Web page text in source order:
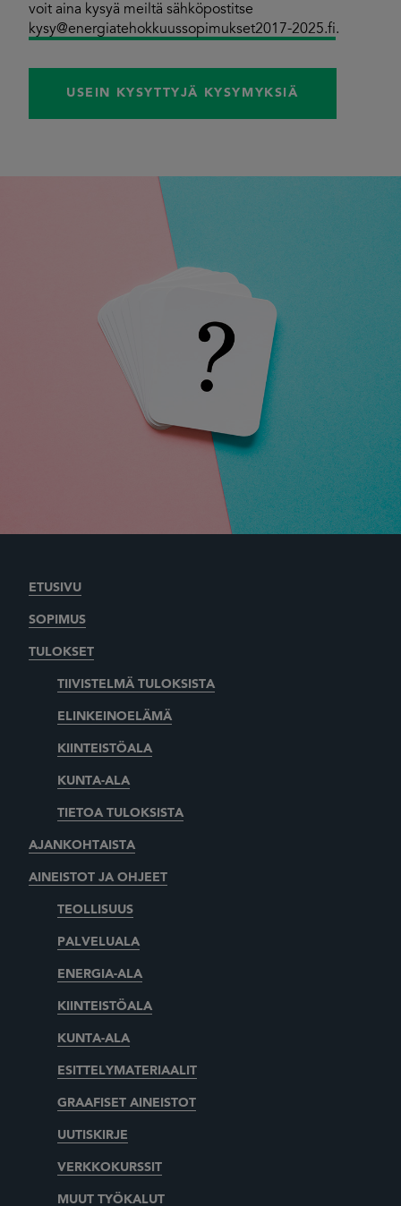
voit aina kysyä meiltä sähköpostitse
kysy@energiatehokkuussopimukset2017-2025.fi.
USEIN KYSYTTYJÄ KYSYMYKSIÄ
ETUSIVU
SOPIMUS
TULOKSET
TIIVISTELMÄ TULOKSISTA
ELINKEINOELÄMÄ
KIINTEISTÖALA
KUNTA-ALA
TIETOA TULOKSISTA
AJANKOHTAISTA
AINEISTOT JA OHJEET
TEOLLISUUS
PALVELUALA
ENERGIA-ALA
KIINTEISTÖALA
KUNTA-ALA
ESITTELYMATERIAALIT
GRAAFISET AINEISTOT
UUTISKIRJE
VERKKOKURSSIT
MUUT TYÖKALUT